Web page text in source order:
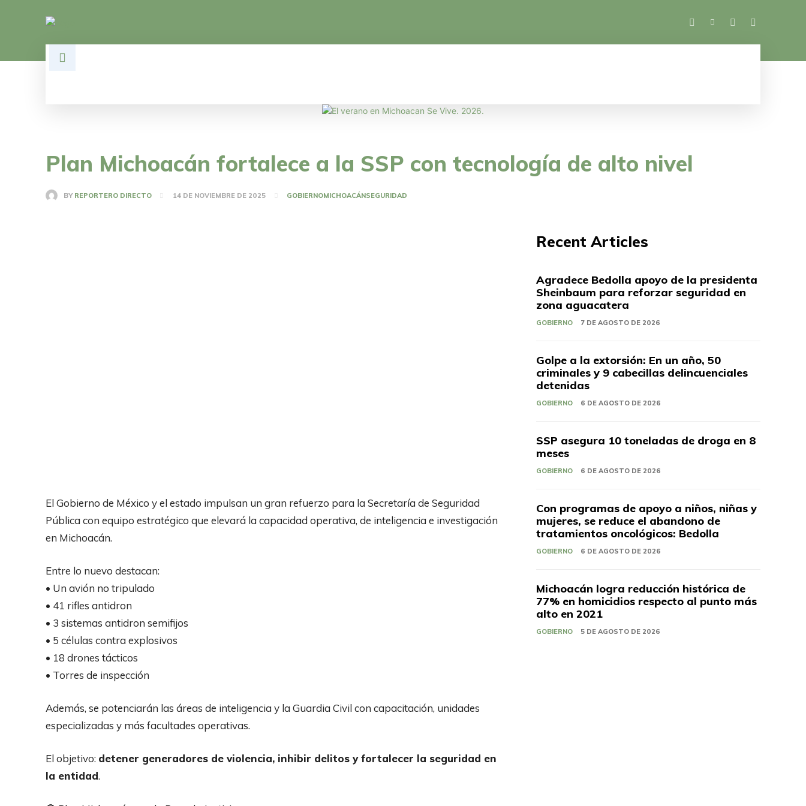
Plan Michoacán fortalece a la SSP con tecnología de alto nivel
BY REPORTERO DIRECTO 14 DE NOVIEMBRE DE 2025 GOBIERNOMICHOACÁNSEGURIDAD
El Gobierno de México y el estado impulsan un gran refuerzo para la Secretaría de Seguridad
Pública con equipo estratégico que elevará la capacidad operativa, de inteligencia e investigación
en Michoacán.
Entre lo nuevo destacan:
• Un avión no tripulado
• 41 rifles antidron
• 3 sistemas antidron semifijos
• 5 células contra explosivos
• 18 drones tácticos
• Torres de inspección
Además, se potenciarán las áreas de inteligencia y la Guardia Civil con capacitación, unidades
especializadas y más facultades operativas.
El objetivo: detener generadores de violencia, inhibir delitos y fortalecer la seguridad en
la entidad.
Recent Articles
Agradece Bedolla apoyo de la presidenta
Sheinbaum para reforzar seguridad en
zona aguacatera
GOBIERNO 7 DE AGOSTO DE 2026
Golpe a la extorsión: En un año, 50
criminales y 9 cabecillas delincuenciales
detenidas
GOBIERNO 6 DE AGOSTO DE 2026
SSP asegura 10 toneladas de droga en 8
meses
GOBIERNO 6 DE AGOSTO DE 2026
Con programas de apoyo a niños, niñas y
mujeres, se reduce el abandono de
tratamientos oncológicos: Bedolla
GOBIERNO 6 DE AGOSTO DE 2026
Michoacán logra reducción histórica de
77% en homicidios respecto al punto más
alto en 2021
GOBIERNO 5 DE AGOSTO DE 2026